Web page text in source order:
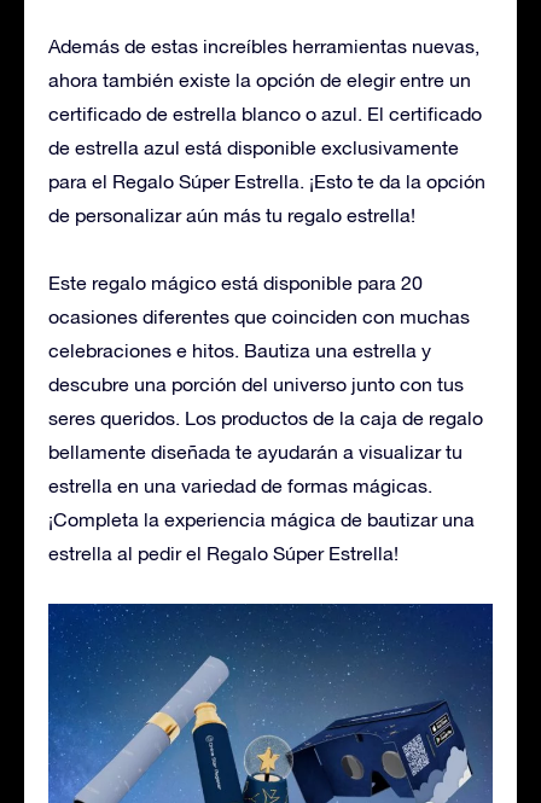
Además de estas increíbles herramientas nuevas,
ahora también existe la opción de elegir entre un
certificado de estrella blanco o azul. El certificado
de estrella azul está disponible exclusivamente
para el Regalo Súper Estrella. ¡Esto te da la opción
de personalizar aún más tu regalo estrella!
Este regalo mágico está disponible para 20
ocasiones diferentes que coinciden con muchas
celebraciones e hitos. Bautiza una estrella y
descubre una porción del universo junto con tus
seres queridos. Los productos de la caja de regalo
bellamente diseñada te ayudarán a visualizar tu
estrella en una variedad de formas mágicas.
¡Completa la experiencia mágica de bautizar una
estrella al pedir el Regalo Súper Estrella!